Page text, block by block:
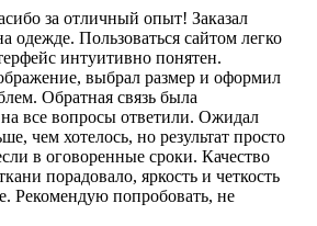
за отличный опыт! Заказал
одежде. Пользоваться сайтом легко
интуитивно понятен.
выбрал размер и оформил
Обратная связь была
все вопросы ответили. Ожидал
чем хотелось, но результат просто
в оговоренные сроки. Качество
порадовало, яркость и четкость
Рекомендую попробовать, не